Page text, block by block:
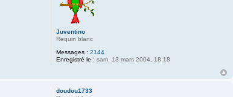
Juventino
Requin blanc
Messages : 2144
Enregistré le : sam. 13 mars 2004, 18:18
doudou1733